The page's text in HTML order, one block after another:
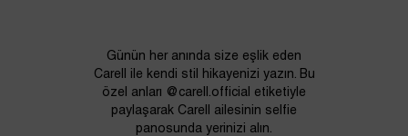
Günün her anında size eşlik eden
Carell ile kendi stil hikayenizi yazın. Bu
özel anları @carell.official etiketiyle
paylaşarak Carell ailesinin selfie
panosunda yerinizi alın.